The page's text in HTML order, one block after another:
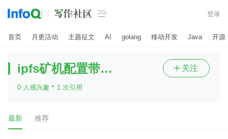
 登录
首页 月更活动 主题征文 AI golang 移动开发 Java 开源
ipfs矿机配置带宽要求
0 人感兴趣 · 1 次引用
 关注
最新 推荐